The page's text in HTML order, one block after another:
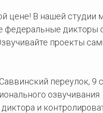
цене! В нашей студии
федеральные дикторы
проекты
переулок, 9
озвучивания
и